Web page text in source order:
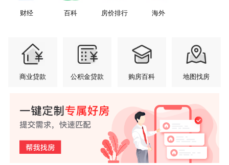
财经 百科 房价排行 海外
商业贷款 公积金贷款 购房百科 地图找房